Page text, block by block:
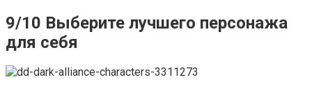
9/10 Выберите лучшего персонажа
для себя